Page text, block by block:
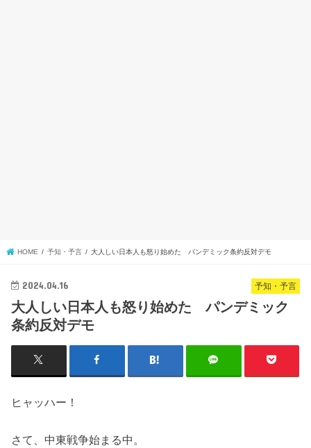
HOME 予知・予言 大人しい日本人も怒り始めた パンデミック条約反対デモ
予知・予言
2024.04.16
大人しい日本人も怒り始めた パンデミック
条約反対デモ
ヒャッハー！
さて、中東戦争始まる中。